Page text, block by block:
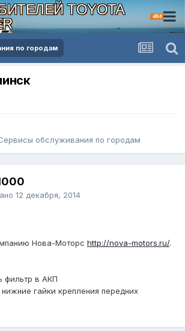
TOYOTA
4X4
по городам
обслуживания по городам
12 декабря, 2014
Нова-Моторс http://nova-motors.ru/.
фильтр в АКП
нижние гайки крепления передних